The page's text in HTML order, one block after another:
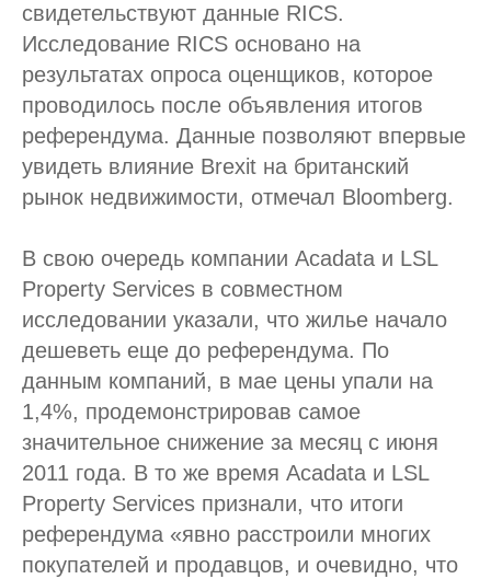
свидетельствуют данные RICS.
Исследование RICS основано на
результатах опроса оценщиков, которое
проводилось после объявления итогов
референдума. Данные позволяют впервые
увидеть влияние Brexit на британский
рынок недвижимости, отмечал Bloomberg.
В свою очередь компании Acadata и LSL
Property Services в совместном
исследовании указали, что жилье начало
дешеветь еще до референдума. По
данным компаний, в мае цены упали на
1,4%, продемонстрировав самое
значительное снижение за месяц с июня
2011 года. В то же время Acadata и LSL
Property Services признали, что итоги
референдума «явно расстроили многих
покупателей и продавцов, и очевидно, что